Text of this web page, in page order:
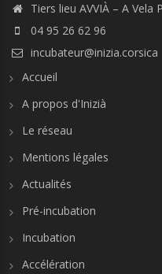
Tiers lieu AVVIÀ – A
04 95 26 62 96
incubateur@inizia.corsica
Accueil
A propos d'Inizià
Le réseau
Mentions légales
Actualités
Pré-incubation
Incubation
Accélération